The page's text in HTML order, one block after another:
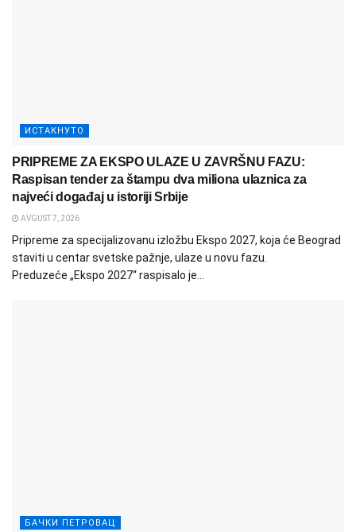
ИСТАКНУТО
PRIPREME ZA EKSPO ULAZE U ZAVRŠNU FAZU:
Raspisan tender za štampu dva miliona ulaznica za
najveći događaj u istoriji Srbije
AVGUST 7, 2026
Pripreme za specijalizovanu izložbu Ekspo 2027, koja će Beograd
staviti u centar svetske pažnje, ulaze u novu fazu.
Preduzeće „Ekspo 2027“ raspisalo je...
БАЧКИ ПЕТРОВАЦ